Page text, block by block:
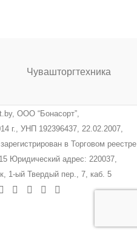
Чувашторгтехника
ООО “Бонасорт”,
г., УНП 192396437, 22.02.2007,
в Торговом реестре
Юридический адрес: 220037,
1-ый Твердый пер., 7, каб. 5